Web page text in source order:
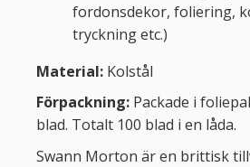
fordonsdekor, foliering,
tryckning etc.)
Material: Kolstål
Förpackning: Packade i
blad. Totalt 100 blad i en låda.
Swann Morton är en brittisk